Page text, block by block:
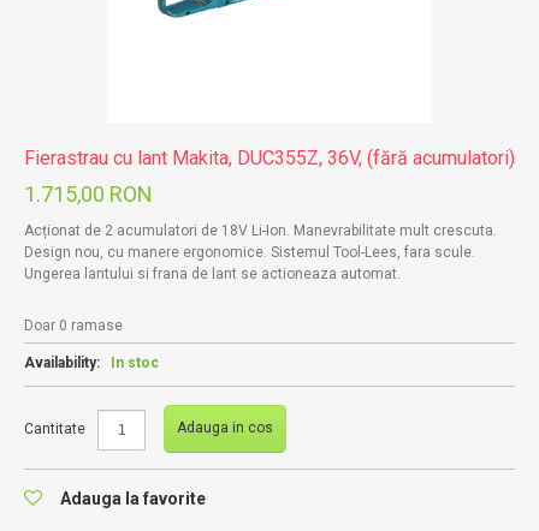
Fierastrau cu lant Makita, DUC355Z, 36V, (fără acumulatori)
1.715,00 RON
Acționat de 2 acumulatori de 18V Li-Ion. Manevrabilitate mult crescuta.
Design nou, cu manere ergonomice. Sistemul Tool-Lees, fara scule.
Ungerea lantului si frana de lant se actioneaza automat.
Doar 0 ramase
Availability: In stoc
Cantitate Adauga in cos
Adauga la favorite